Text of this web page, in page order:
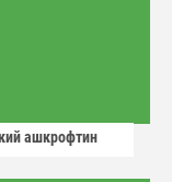
ашкрофтин